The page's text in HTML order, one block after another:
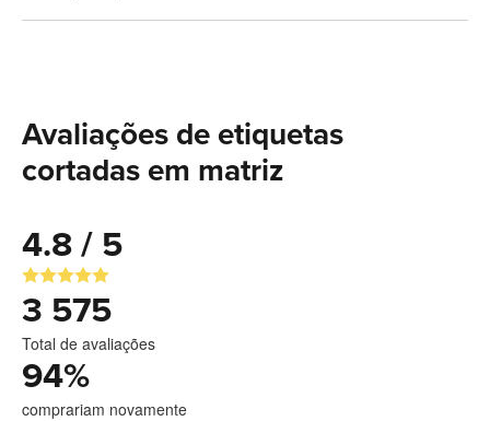
Avaliações de etiquetas
cortadas em matriz
4.8 / 5
3 575
Total de avaliações
94%
comprariam novamente